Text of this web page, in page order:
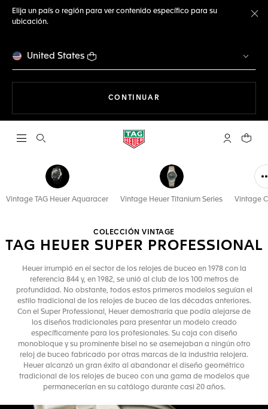
Elija un país o región para ver contenido específico para su
ubicación.
United States
CONTINUAR
Abrir el menú de búsqueda Cuenta Mi
Su
Vintage TAG Heuer Aquaracer Vintage Heuer Titanium Series Vintage
COLECCIÓN VINTAGE
TAG HEUER SUPER PROFESSIONAL
Heuer irrumpió en el sector de los relojes de buceo en 1978 con la
referencia 844 y, en 1982, se unió al club de los 100 metros de
profundidad. No obstante, todos estos primeros modelos seguían el
estilo tradicional de los relojes de buceo de las décadas anteriores.
Con el Super Professional, Heuer demostraría que podía alejarse de
los diseños tradicionales para presentar un modelo creado
específicamente para los profesionales. Su caja con diseño
monobloque y su prominente bisel no se asemejaban a ningún otro
reloj de buceo fabricado por otras marcas de la industria relojera.
Heuer alcanzó un gran éxito al abandonar el diseño geométrico
tradicional de los relojes de buceo con una gama de modelos que
permanecerían en su catálogo durante casi 20 años.